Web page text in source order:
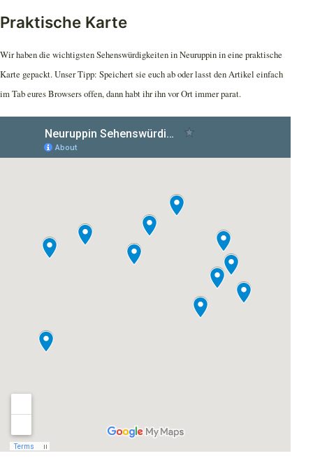
Praktische Karte
Wir haben die wichtigsten Sehenswürdigkeiten in Neuruppin in eine praktische
Karte gepackt. Unser Tipp: Speichert sie euch ab oder lasst den Artikel einfach
im Tab eures Browsers offen, dann habt ihr ihn vor Ort immer parat.